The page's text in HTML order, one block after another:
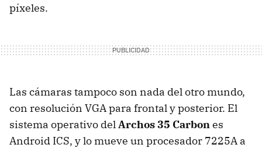
píxeles.
Las cámaras tampoco son nada del otro mundo,
con resolución VGA para frontal y posterior. El
sistema operativo delArchos 35 Carbones
Android ICS, y lo mueve un procesador 7225A a